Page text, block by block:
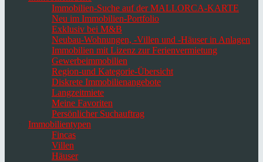
Immobilien-Suche auf der MALLORCA-KARTE
Neu im Immobilien-Portfolio
Exklusiv bei M&B
Neubau-Wohnungen, -Villen und -Häuser in Anlagen
Immobilien mit Lizenz zur Ferienvermietung
Gewerbeimmobilien
Region-und Kategorie-Übersicht
Diskrete Immobilienangebote
Langzeitmiete
Meine Favoriten
Persönlicher Suchauftrag
Immobilientypen
Fincas
Villen
Häuser